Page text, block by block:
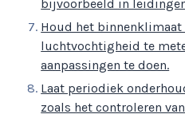
bijvoorbeeld in
Houd het
luchtvochtigheid te
aanpassingen te doen.
Laat periodiek
zoals het controleren